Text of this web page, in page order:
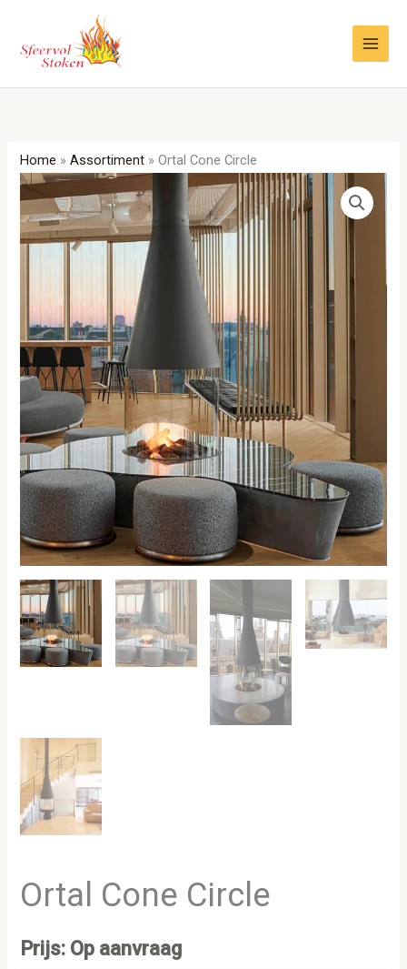
inhoud
Home »Assortiment »Ortal Cone Circle
Ortal Cone Circle
Prijs: Op aanvraag